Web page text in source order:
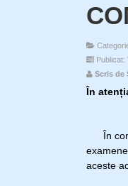
Publicat:
Scris de
În
În
aceste